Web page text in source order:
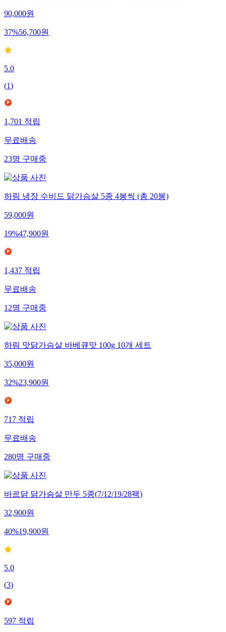
90,000원
37%56,700원
5.0
(1)
1,701적립
무료배송
23명구매중
하림 냉장 수비드 닭가슴살 5종 4봉씩 (총 20봉)
59,000원
19%47,900원
1,437적립
무료배송
12명구매중
하림 맛닭가슴살 바베큐맛 100g 10개 세트
35,000원
32%23,900원
717적립
무료배송
280명구매중
바르닭 닭가슴살 만두 5종(7/12/19/28팩)
32,900원
40%19,900원
5.0
(3)
597적립